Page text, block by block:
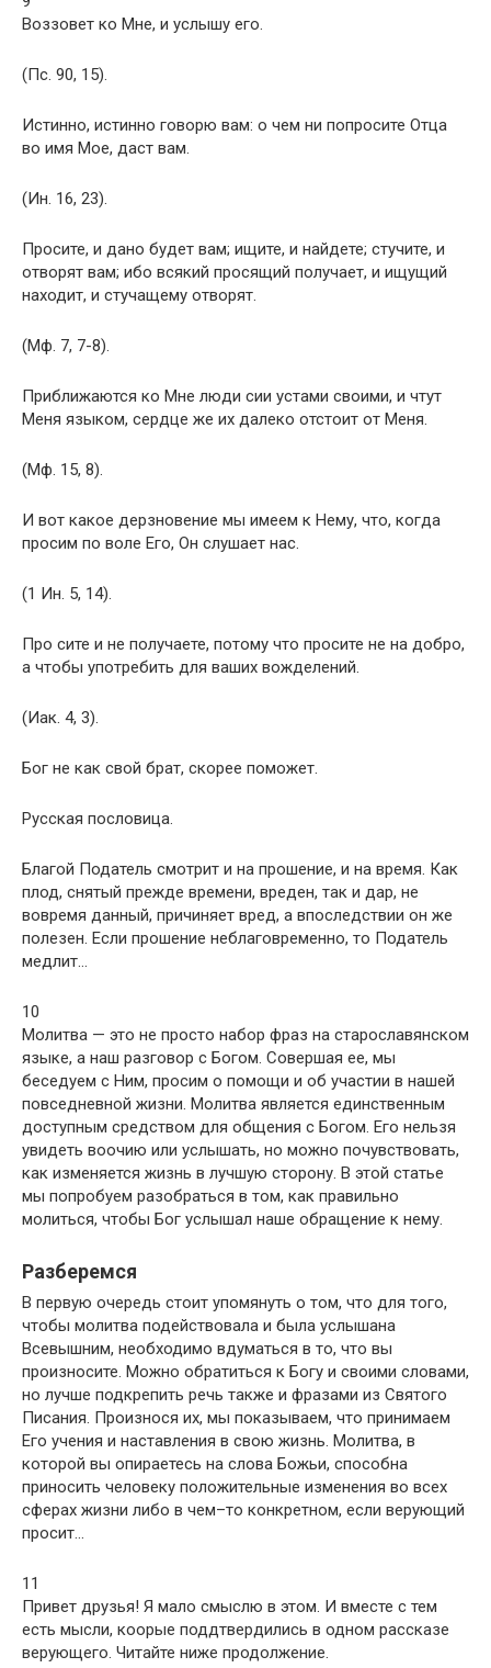
Воззовет ко Мне, и услышу его.
(Пс. 90, 15).
Истинно, истинно говорю вам: о чем ни попросите Отца
во имя Мое, даст вам.
(Ин. 16, 23).
Просите, и дано будет вам; ищите, и найдете; стучите, и
отворят вам; ибо всякий просящий получает, и ищущий
находит, и стучащему отворят.
(Мф. 7, 7-8).
Приближаются ко Мне люди сии устами своими, и чтут
Меня языком, сердце же их далеко отстоит от Меня.
(Мф. 15, 8).
И вот какое дерзновение мы имеем к Нему, что, когда
просим по воле Его, Он слушает нас.
(1 Ин. 5, 14).
Про сите и не получаете, потому что просите не на добро,
а чтобы употребить для ваших вожделений.
(Иак. 4, 3).
Бог не как свой брат, скорее поможет.
Русская пословица.
Благой Податель смотрит и на прошение, и на время. Как
плод, снятый прежде времени, вреден, так и дар, не
вовремя данный, причиняет вред, а впоследствии он же
полезен. Если прошение неблаговременно, то Податель
медлит…
10
Молитва — это не просто набор фраз на старославянском
языке, а наш разговор с Богом. Совершая ее, мы
беседуем с Ним, просим о помощи и об участии в нашей
повседневной жизни. Молитва является единственным
доступным средством для общения с Богом. Его нельзя
увидеть воочию или услышать, но можно почувствовать,
как изменяется жизнь в лучшую сторону. В этой статье
мы попробуем разобраться в том, как правильно
молиться, чтобы Бог услышал наше обращение к нему.
Разберемся
В первую очередь стоит упомянуть о том, что для того,
чтобы молитва подействовала и была услышана
Всевышним, необходимо вдуматься в то, что вы
произносите. Можно обратиться к Богу и своими словами,
но лучше подкрепить речь также и фразами из Святого
Писания. Произнося их, мы показываем, что принимаем
Его учения и наставления в свою жизнь. Молитва, в
которой вы опираетесь на слова Божьи, способна
приносить человеку положительные изменения во всех
сферах жизни либо в чем–то конкретном, если верующий
просит…
11
Привет друзья! Я мало смыслю в этом. И вместе с тем
есть мысли, коорые поддтвердились в одном рассказе
верующего. Читайте ниже продолжение.